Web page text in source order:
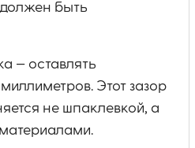
быть
— оставлять
Этот зазор
не шпаклевкой, а